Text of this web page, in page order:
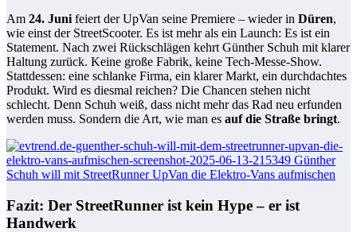
Am 24. Juni feiert der UpVan seine Premiere – wieder in Düren,
wie einst der StreetScooter. Es ist mehr als ein Launch: Es ist ein
Statement. Nach zwei Rückschlägen kehrt Günther Schuh mit klarer
Haltung zurück. Keine große Fabrik, keine Tech-Messe-Show.
Stattdessen: eine schlanke Firma, ein klarer Markt, ein durchdachtes
Produkt. Wird es diesmal reichen? Die Chancen stehen nicht
schlecht. Denn Schuh weiß, dass nicht mehr das Rad neu erfunden
werden muss. Sondern die Art, wie man es auf die Straße bringt.
Fazit: Der StreetRunner ist kein Hype – er ist
Handwerk